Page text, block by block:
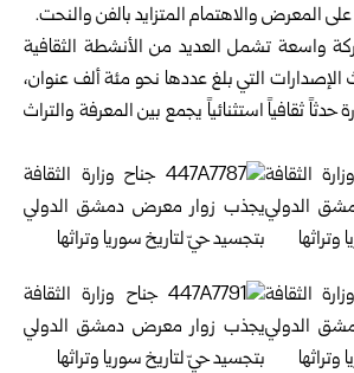
المعرض والاهتمام المتزايد بالفن والنحت.
واسعة تشمل العديد من الأنشطة الثقافية
الإصدارات التي بلغ عددها نحو مئة ألف عنوان،
ثقافياً استثنائياً يجمع بين المعرفة والتراث